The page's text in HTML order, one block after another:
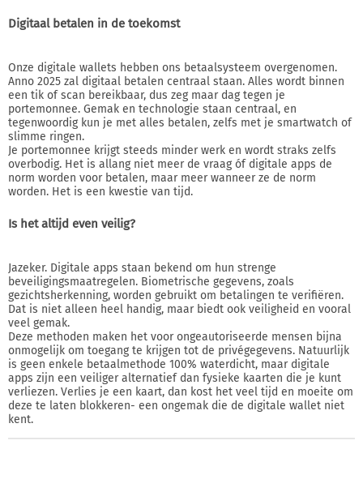
Digitaal betalen in de toekomst
Onze digitale wallets hebben ons betaalsysteem overgenomen.
Anno 2025 zal digitaal betalen centraal staan. Alles wordt binnen
een tik of scan bereikbaar, dus zeg maar dag tegen je
portemonnee. Gemak en technologie staan centraal, en
tegenwoordig kun je met alles betalen, zelfs met je smartwatch of
slimme ringen.
Je portemonnee krijgt steeds minder werk en wordt straks zelfs
overbodig. Het is allang niet meer de vraag óf digitale apps de
norm worden voor betalen, maar meer wanneer ze de norm
worden. Het is een kwestie van tijd.
Is het altijd even veilig?
Jazeker. Digitale apps staan bekend om hun strenge
beveiligingsmaatregelen. Biometrische gegevens, zoals
gezichtsherkenning, worden gebruikt om betalingen te verifiëren.
Dat is niet alleen heel handig, maar biedt ook veiligheid en vooral
veel gemak.
Deze methoden maken het voor ongeautoriseerde mensen bijna
onmogelijk om toegang te krijgen tot de privégegevens. Natuurlijk
is geen enkele betaalmethode 100% waterdicht, maar digitale
apps zijn een veiliger alternatief dan fysieke kaarten die je kunt
verliezen. Verlies je een kaart, dan kost het veel tijd en moeite om
deze te laten blokkeren- een ongemak die de digitale wallet niet
kent.